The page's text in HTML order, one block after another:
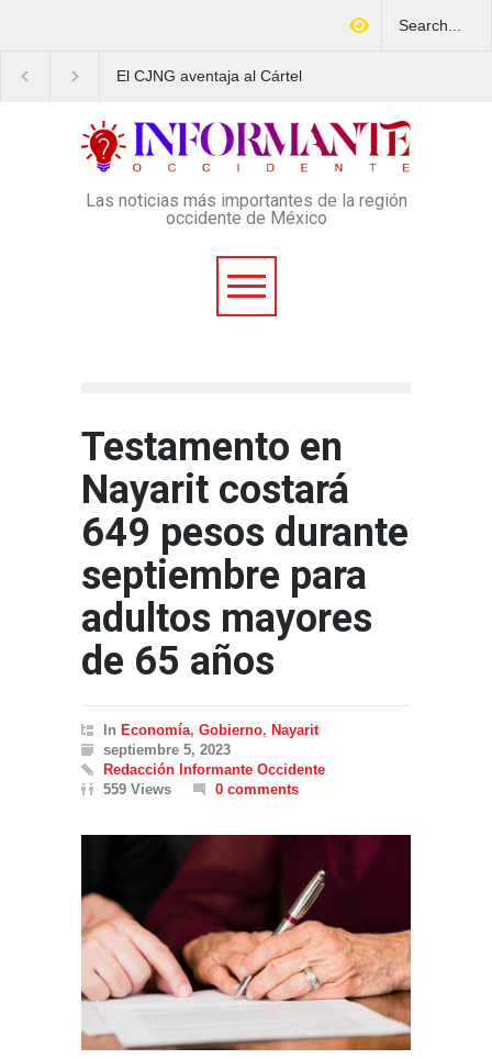
El CJNG aventaja al Cártel
Montenegro
esquema Ponzi con
4 mil afectados
Las noticias más importantes de la región
occidente de México
Testamento en
Nayarit costará
649 pesos durante
septiembre para
adultos mayores
de 65 años
In Economía, Gobierno, Nayarit
septiembre 5, 2023
Redacción Informante Occidente
559 Views
0 comments